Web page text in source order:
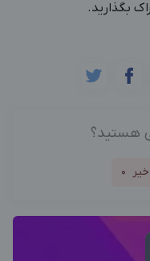
بگذارید.
هستید؟
خیر 0